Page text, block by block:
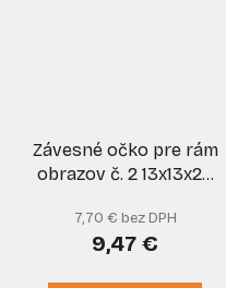
Závesné očko pre rám
obrazov č. 2 13x13x26
7,70 € bez DPH
9,47 €